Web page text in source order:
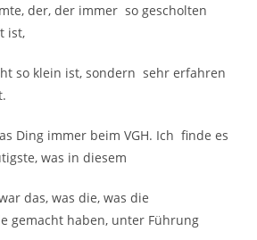
der, der immer so gescholten
ist,
so klein ist, sondern sehr erfahren
Ding immer beim VGH. Ich finde es
was in diesem
das, was die, was die
gemacht haben, unter Führung